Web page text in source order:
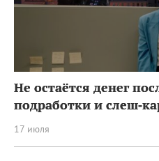
Не остаётся денег
подработки и
17 июля